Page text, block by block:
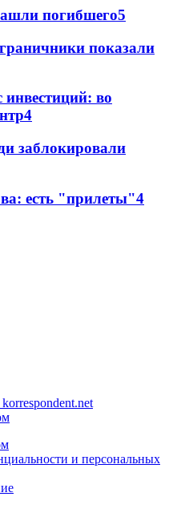
погибшего5
показали
во
4
заблокировали
есть "прилеты"4
и персональных